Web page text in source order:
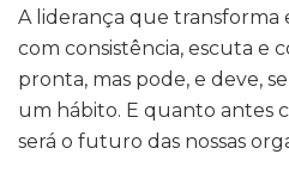
A liderança que transforma
com consistência, escuta e
pronta, mas pode, e deve,
um hábito. E quanto antes
será o futuro das nossas